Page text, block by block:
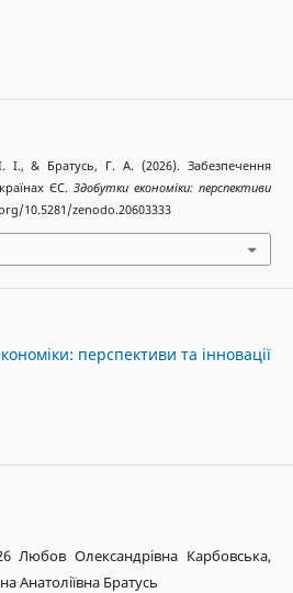
І., & Братусь, Г. А. (2026). Забезпечення
країнах ЄС.Здобутки економіки: перспективи
10.5281/zenodo.20603333
перспективи та інновації
Любов Олександрівна Карбовська,
Анатоліївна Братусь